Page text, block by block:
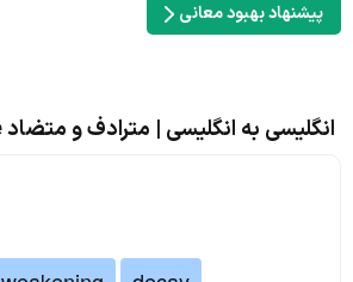
پیشنهاد بهبود معانی
انگلیسی به انگلیسی | مترادف و متضاد decline